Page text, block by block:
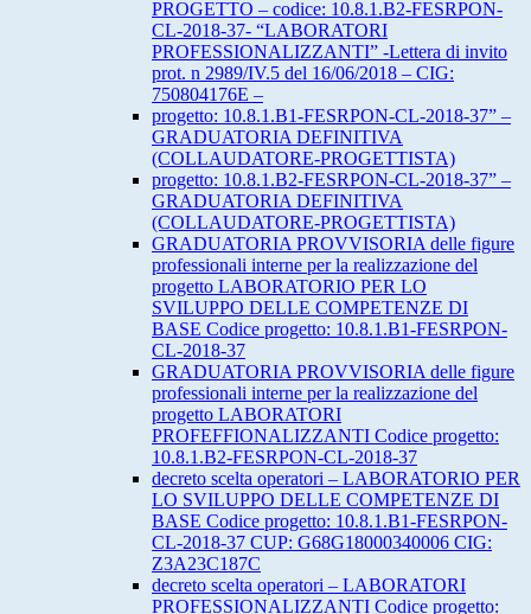
PROGETTO – codice: 10.8.1.B2-FESRPON-
CL-2018-37- “LABORATORI
PROFESSIONALIZZANTI” -Lettera di invito
prot. n 2989/IV.5 del 16/06/2018 – CIG:
750804176E –
progetto: 10.8.1.B1-FESRPON-CL-2018-37” –
GRADUATORIA DEFINITIVA
(COLLAUDATORE-PROGETTISTA)
progetto: 10.8.1.B2-FESRPON-CL-2018-37” –
GRADUATORIA DEFINITIVA
(COLLAUDATORE-PROGETTISTA)
GRADUATORIA PROVVISORIA delle figure
professionali interne per la realizzazione del
progetto LABORATORIO PER LO
SVILUPPO DELLE COMPETENZE DI
BASE Codice progetto: 10.8.1.B1-FESRPON-
CL-2018-37
GRADUATORIA PROVVISORIA delle figure
professionali interne per la realizzazione del
progetto LABORATORI
PROFEFFIONALIZZANTI Codice progetto:
10.8.1.B2-FESRPON-CL-2018-37
decreto scelta operatori – LABORATORIO PER
LO SVILUPPO DELLE COMPETENZE DI
BASE Codice progetto: 10.8.1.B1-FESRPON-
CL-2018-37 CUP: G68G18000340006 CIG:
Z3A23C187C
decreto scelta operatori – LABORATORI
PROFESSIONALIZZANTI Codice progetto: